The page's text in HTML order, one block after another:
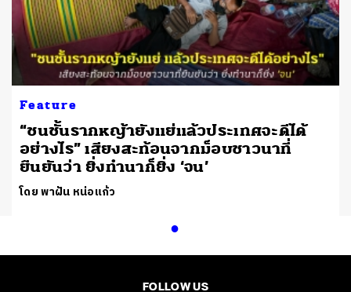
Feature
“ชนชั้นรากหญ้ายังแย่แล้วประเทศจะดีได้
อย่างไร” เสียงสะท้อนจากม็อบชาวนาที่
ยืนยันว่า ยิ่งทำนาก็ยิ่ง ‘จน’
โดย พาฝัน หน่อแก้ว
FOLLOW US